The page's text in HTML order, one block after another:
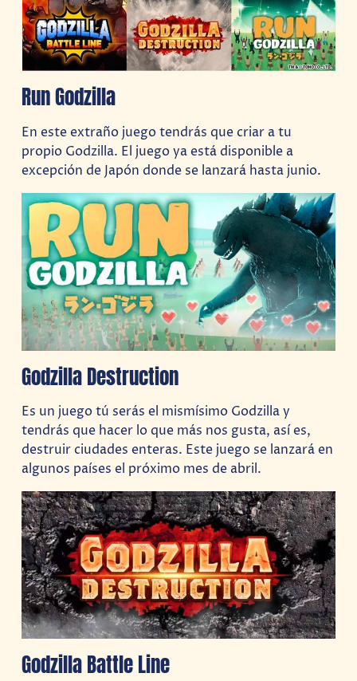
Run Godzilla
En este extraño juego tendrás que criar a tu
propio Godzilla. El juego ya está disponible a
excepción de Japón donde se lanzará hasta junio.
Godzilla Destruction
Es un juego tú serás el mismísimo Godzilla y
tendrás que hacer lo que más nos gusta, así es,
destruir ciudades enteras. Este juego se lanzará en
algunos países el próximo mes de abril.
Godzilla Battle Line